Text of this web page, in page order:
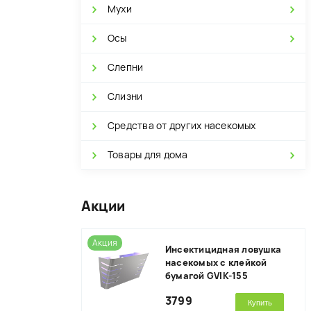
Мухи
Осы
Слепни
Слизни
Средства от других насекомых
Товары для дома
Акции
Акция
Инсектицидная ловушка
насекомых с клейкой
бумагой GVIK-155
3799
Купить